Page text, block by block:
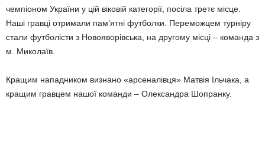
чемпіоном України у цій віковій категорії, посіла третє місце.
Наші гравці отримали па­м’ятні футболки. Переможцем тур­ніру
стали футболісти з Новояво­рівська, на другому місці – команда з
м. Миколаїв.
Кращим нападником визнано «арсеналівця» Матвія Ільчака, а
кращим гравцем нашої команди – Олександра Шопранку.